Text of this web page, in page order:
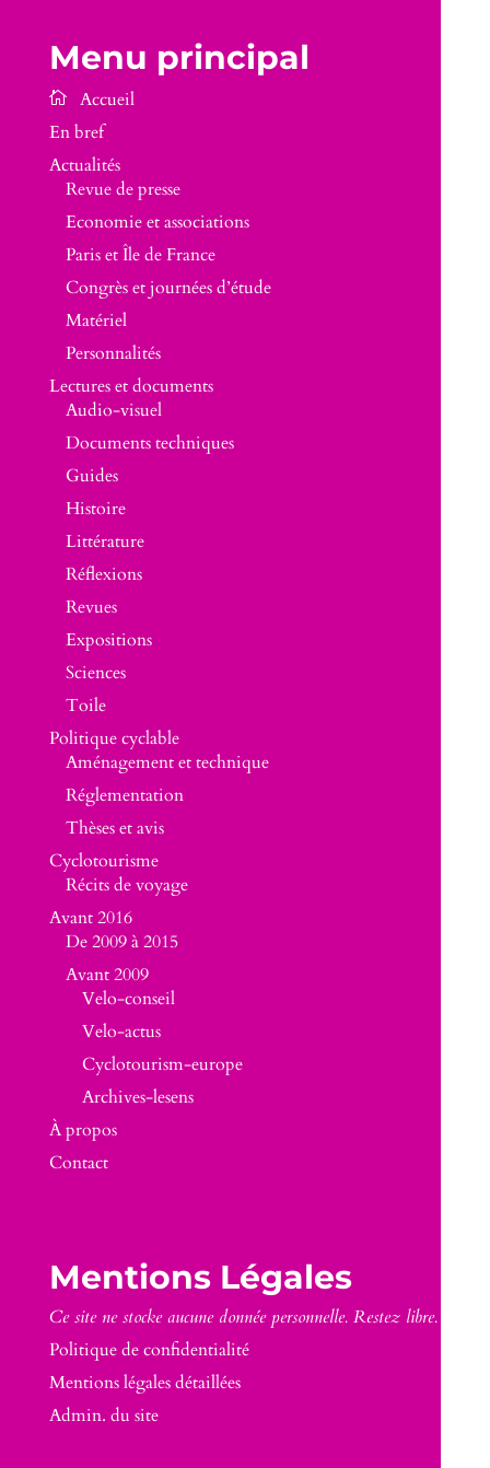
Menu principal
En bref
Actualités
Revue de presse
Economie et associations
Paris et Île de France
Congrès et journées d’étude
Matériel
Personnalités
Lectures et documents
Audio-visuel
Documents techniques
Guides
Histoire
Littérature
Réflexions
Revues
Expositions
Sciences
Toile
Politique cyclable
Aménagement et technique
Réglementation
Thèses et avis
Cyclotourisme
Récits de voyage
Avant 2016
De 2009 à 2015
Avant 2009
Velo-conseil
Velo-actus
Cyclotourism-europe
Archives-lesens
À propos
Contact
Mentions Légales
Ce site ne stocke aucune donnée personnelle. Restez libre.
Politique de confidentialité
Mentions légales détaillées
Admin. du site